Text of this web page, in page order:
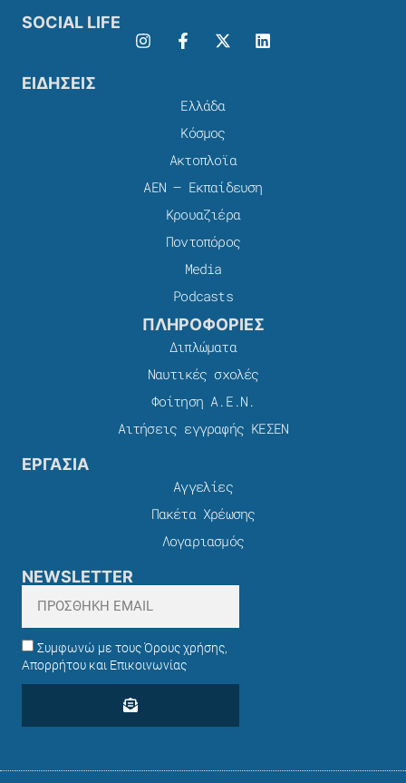
SOCIAL LIFE
ΕΙΔΗΣΕΙΣ
Ελλάδα
Κόσμος
Ακτοπλοϊα
ΑΕΝ – Εκπαίδευση
Κρουαζιέρα
Ποντοπόρος
Media
Podcasts
ΠΛΗΡΟΦΟΡΙΕΣ
Διπλώματα
Ναυτικές σχολές
Φοίτηση Α.Ε.Ν.
Αιτήσεις εγγραφής ΚΕΣΕΝ
ΕΡΓΑΣΙΑ
Αγγελίες
Πακέτα Χρέωσης​
Λογαριασμός
NEWSLETTER
Συμφωνώ με τους Όρους χρήσης,
Απορρήτου και Επικοινωνίας